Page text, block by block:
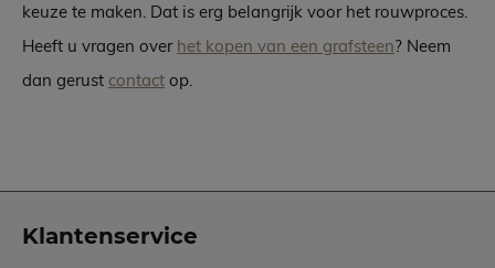
keuze te maken. Dat is erg belangrijk voor het rouwproces.
Heeft u vragen over het kopen van een grafsteen? Neem
dan gerust contact op.
Klantenservice